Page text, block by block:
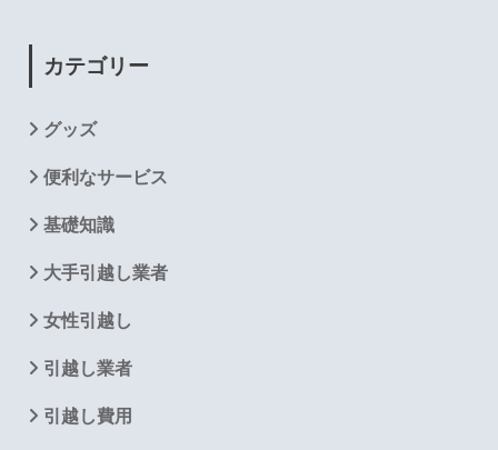
カテゴリー
グッズ
便利なサービス
基礎知識
大手引越し業者
女性引越し
引越し業者
引越し費用